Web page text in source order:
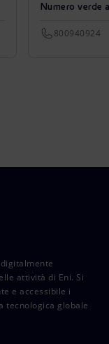
Numero verde
800940924
attività di Eni. Si
e accessibile i
tecnologica globale